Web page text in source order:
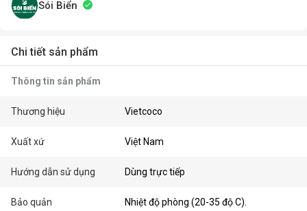
Sói Biển
Chi tiết sản phẩm
Thông tin sản phẩm
Thương hiệu Vietcoco
Xuất xứ Việt Nam
Hướng dẫn sử dụng Dùng trực tiếp
Bảo quản Nhiệt độ phòng (20-35 độ C).